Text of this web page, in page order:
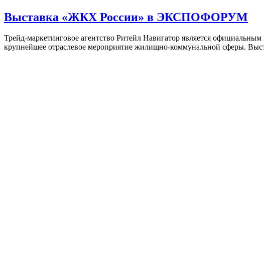
Выставка «ЖКХ России» в ЭКСПОФОРУМ
Трейд-маркетинговое агентство Ритейл Навигатор является
крупнейшее отраслевое мероприятие жилищно-коммунальной сферы.